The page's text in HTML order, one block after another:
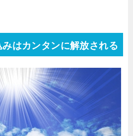
はカンタンに解放される